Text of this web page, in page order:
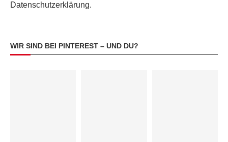
Datenschutzerklärung.
WIR SIND BEI PINTEREST – UND DU?